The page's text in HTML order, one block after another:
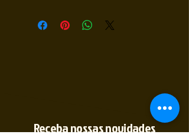
Receba nossas novidades